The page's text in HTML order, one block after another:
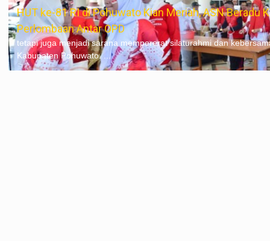
HUT ke-81 RI di Pohuwato Kian Meriah, ASN Beradu
Perlombaan Antar OPD
tetapi juga menjadi sarana mempererat silaturahmi dan
Kabupaten Pohuwato. ...